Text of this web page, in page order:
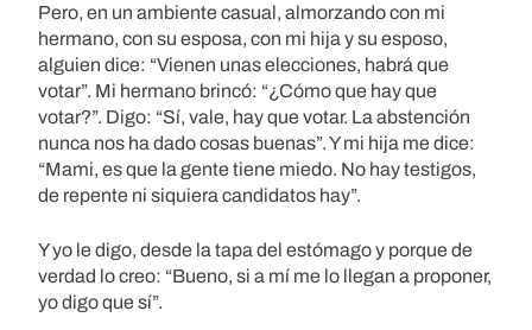
Pero, en un ambiente casual, almorzando con mi
hermano, con su esposa, con mi hija y su esposo,
alguien dice: “Vienen unas elecciones, habrá que
votar”. Mi hermano brincó: “¿Cómo que hay que
votar?”. Digo: “Sí, vale, hay que votar. La abstención
nunca nos ha dado cosas buenas”. Y mi hija me dice:
“Mami, es que la gente tiene miedo. No hay testigos,
de repente ni siquiera candidatos hay”.
Y yo le digo, desde la tapa del estómago y porque de
verdad lo creo: “Bueno, si a mí me lo llegan a proponer,
yo digo que sí”.